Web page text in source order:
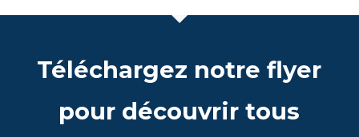
Téléchargez notre flyer
pour découvrir tous